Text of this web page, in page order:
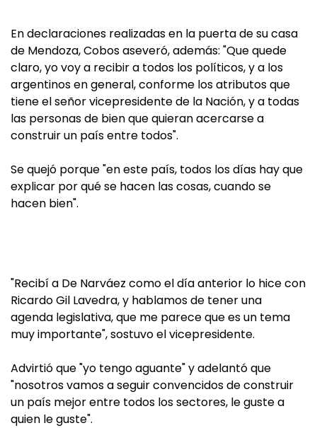
En declaraciones realizadas en la puerta de su casa
de Mendoza, Cobos aseveró, además: "Que quede
claro, yo voy a recibir a todos los políticos, y a los
argentinos en general, conforme los atributos que
tiene el señor vicepresidente de la Nación, y a todas
las personas de bien que quieran acercarse a
construir un país entre todos".
Se quejó porque "en este país, todos los días hay que
explicar por qué se hacen las cosas, cuando se
hacen bien".
"Recibí a De Narváez como el día anterior lo hice con
Ricardo Gil Lavedra, y hablamos de tener una
agenda legislativa, que me parece que es un tema
muy importante", sostuvo el vicepresidente.
Advirtió que "yo tengo aguante" y adelantó que
"nosotros vamos a seguir convencidos de construir
un país mejor entre todos los sectores, le guste a
quien le guste".